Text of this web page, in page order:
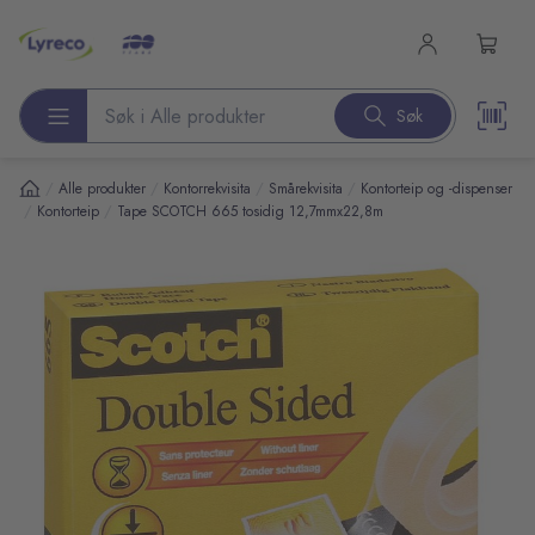
Søk etter produkter Søk
Alle produkter Kontorrekvisita Smårekvisita Kontorteip og -dispenser
Kontorteip Tape SCOTCH 665 tosidig 12,7mmx22,8m